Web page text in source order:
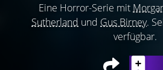
Eine Horror-Serie mit
Sutherland und Gus Birney.
verfügbar.